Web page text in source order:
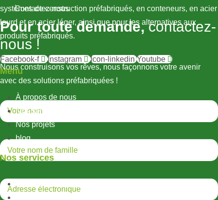
systèmes de construction préfabriqués, en conteneurs, en acier
lourd et en acier léger, ainsi que pour les alternatives aux
produits préfabriqués.
Facebook-f Instagram Icon-linkedin Youtube
Menu
À propos de nous
Nos services
Nos projets
blog
Nos services
Structures métalliques légères
Contactez-nous
Pour toute demande,contactez-
nous !
Nous construisons vos rêves, nous façonnons votre avenir
avec des solutions préfabriquées !